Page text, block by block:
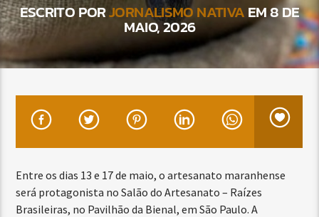
ESCRITO PORJORNALISMO NATIVAEM 8 DE
MAIO, 2026
Entre os dias 13 e 17 de maio, o artesanato maranhense
será protagonista no Salão do Artesanato – Raízes
Brasileiras, no Pavilhão da Bienal, em São Paulo. A